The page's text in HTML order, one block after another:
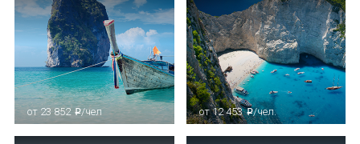
от 23 852 p/чел от 12 453p/чел.